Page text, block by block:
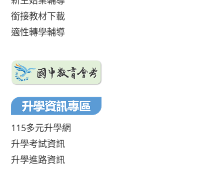
銜接教材下載
適性轉學輔導
115多元升學網
升學考試資訊
升學進路資訊